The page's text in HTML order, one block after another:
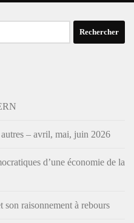
– avril, mai, juin 2026
d’une économie de la
raisonnement à rebours